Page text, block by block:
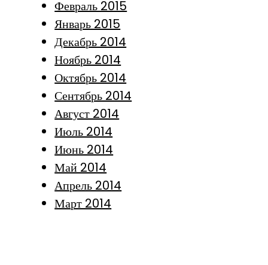
Февраль 2015
Январь 2015
Декабрь 2014
Ноябрь 2014
Октябрь 2014
Сентябрь 2014
Август 2014
Июль 2014
Июнь 2014
Май 2014
Апрель 2014
Март 2014